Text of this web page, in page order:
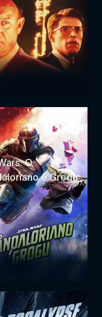
O
e Grogu